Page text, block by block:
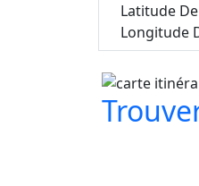
Latitude
Longitude